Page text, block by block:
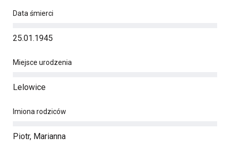
Data śmierci
25.01.1945
Miejsce urodzenia
Lelowice
Imiona rodziców
Piotr, Marianna